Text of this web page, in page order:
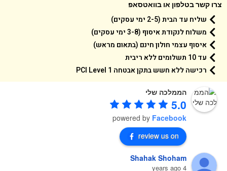
קשר בטלפון או בוואטסאפ
שליח עד הבית (2-5 ימי עסקים)
משלוח לנקודת איסוף (3-8 ימי עסקים)
איסוף עצמי חולון חינם (בתאום מראש)
עד 10 תשלומים ללא ריבית
רכישה ללא חשש בתקן אבטחה 1 PCI Level
הממלכה שלי
5.0
powered byFacebook
review us on
Shahak Shoham
4 years ago